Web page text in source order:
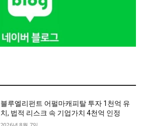
블루엘리펀트 어펄마캐피탈 투자 1천억 유
치, 법적 리스크 속 기업가치 4천억 인정